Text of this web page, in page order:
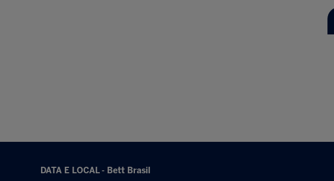
DATA E LOCAL - Bett Brasil